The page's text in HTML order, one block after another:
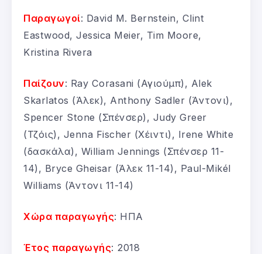
Παραγωγοί: David M. Bernstein, Clint
Eastwood, Jessica Meier, Tim Moore,
Kristina Rivera
Παίζουν: Ray Corasani (Αγιούμπ), Alek
Skarlatos (Άλεκ), Anthony Sadler (Άντονι),
Spencer Stone (Σπένσερ), Judy Greer
(Τζόις), Jenna Fischer (Χέιντι), Irene White
(δασκάλα), William Jennings (Σπένσερ 11-
14), Bryce Gheisar (Άλεκ 11-14), Paul-Mikél
Williams (Άντονι 11-14)
Χώρα παραγωγής: ΗΠΑ
Έτος παραγωγής: 2018